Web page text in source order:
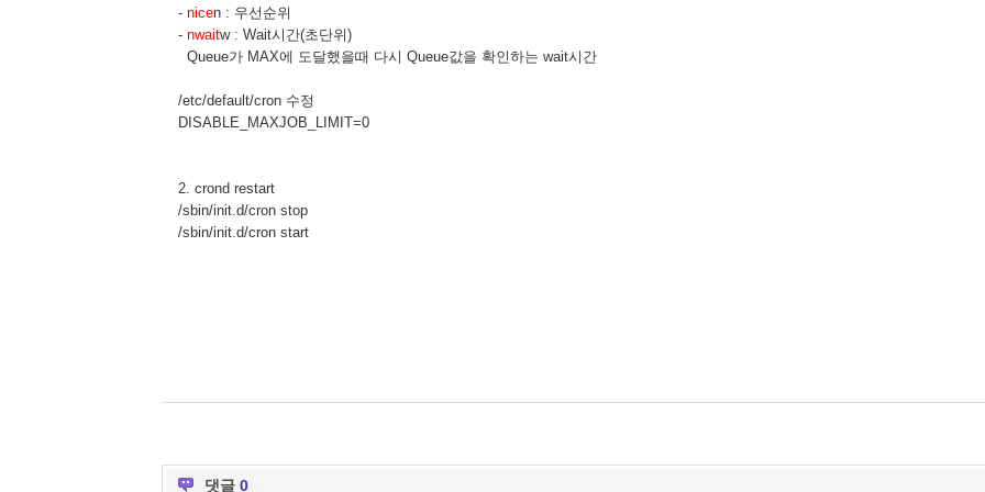
- nicen : 우선순위
- nwaitw : Wait시간(초단위)
Queue가 MAX에 도달했을때 다시 Queue값을 확인하는 wait시간
/etc/default/cron 수정
DISABLE_MAXJOB_LIMIT=0
2. crond restart
/sbin/init.d/cron stop
/sbin/init.d/cron start
댓글 0